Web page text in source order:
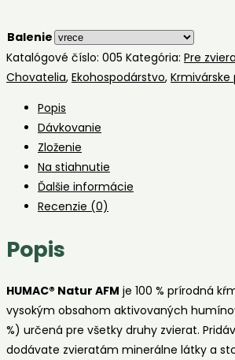
Balenie
Katalógové číslo: 005 Kategória: Pre
Chovatelia, Ekohospodárstvo, Krmivárske
Popis
Dávkovanie
Zloženie
Na stiahnutie
Ďalšie informácie
Recenzie (0)
Popis
HUMAC® Natur AFM je 100 % prírodná
vysokým obsahom aktivovaných
%) určená pre všetky druhy zvierat.
dodávate zvieratám minerálne látky a